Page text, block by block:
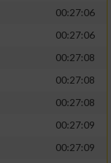
00:27:06
00:27:06
00:27:08
00:27:08
00:27:08
00:27:09
00:27:09